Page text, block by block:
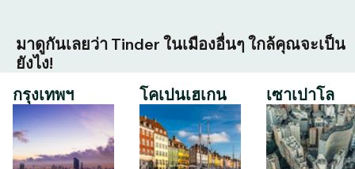
มาดูกันเลยว่า Tinder ในเมืองอื่นๆ ใกล้คุณจะเป็น
ยังไง!
กรุงเทพฯ
โคเปนเฮเกน เซาเปาโล